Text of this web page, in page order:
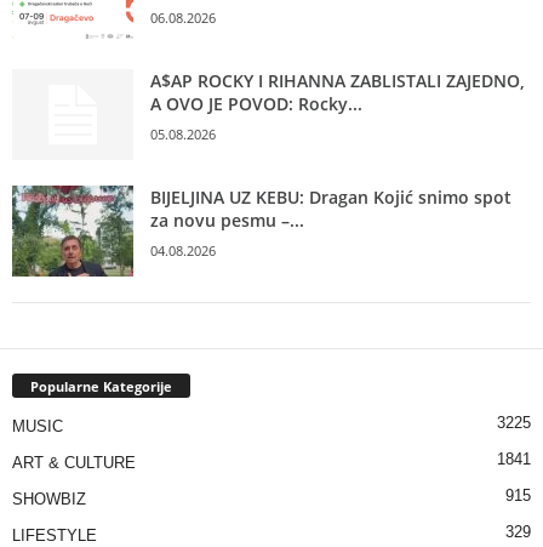
06.08.2026
A$AP ROCKY I RIHANNA ZABLISTALI ZAJEDNO,
A OVO JE POVOD: Rocky...
05.08.2026
BIJELJINA UZ KEBU: Dragan Kojić snimo spot
za novu pesmu –...
04.08.2026
Popularne Kategorije
MUSIC 3225
ART & CULTURE 1841
SHOWBIZ 915
LIFESTYLE 329